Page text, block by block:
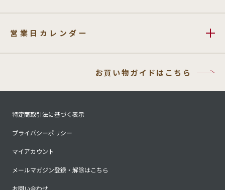
営業日カレンダー
お買い物ガイドはこちら
特定商取引法に基づく表示
プライバシーポリシー
マイアカウント
メールマガジン登録・解除はこちら
お問い合わせ